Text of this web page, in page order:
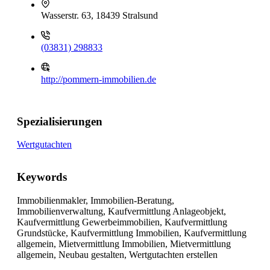
Wasserstr. 63, 18439 Stralsund
(03831) 298833
http://pommern-immobilien.de
Spezialisierungen
Wertgutachten
Keywords
Immobilienmakler, Immobilien-Beratung,
Immobilienverwaltung, Kaufvermittlung Anlageobjekt,
Kaufvermittlung Gewerbeimmobilien, Kaufvermittlung
Grundstücke, Kaufvermittlung Immobilien, Kaufvermittlung
allgemein, Mietvermittlung Immobilien, Mietvermittlung
allgemein, Neubau gestalten, Wertgutachten erstellen